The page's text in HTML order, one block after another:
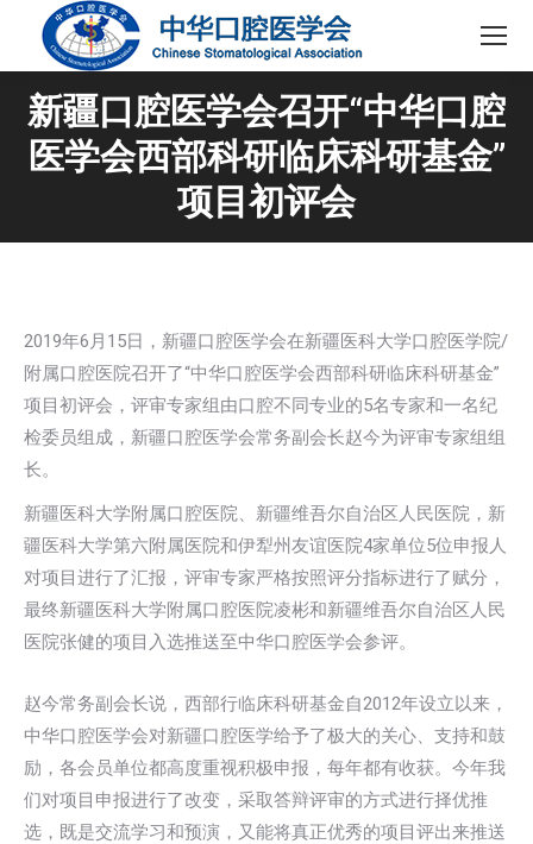
新疆口腔医学会召开“中华口腔
医学会西部科研临床科研基金”
项目初评会
2019年6月15日，新疆口腔医学会在新疆医科大学口腔医学院/
附属口腔医院召开了“中华口腔医学会西部科研临床科研基金”
项目初评会，评审专家组由口腔不同专业的5名专家和一名纪
检委员组成，新疆口腔医学会常务副会长赵今为评审专家组组
长。
新疆医科大学附属口腔医院、新疆维吾尔自治区人民医院，新
疆医科大学第六附属医院和伊犁州友谊医院4家单位5位申报人
对项目进行了汇报，评审专家严格按照评分指标进行了赋分，
最终新疆医科大学附属口腔医院凌彬和新疆维吾尔自治区人民
医院张健的项目入选推送至中华口腔医学会参评。
赵今常务副会长说，西部行临床科研基金自2012年设立以来，
中华口腔医学会对新疆口腔医学给予了极大的关心、支持和鼓
励，各会员单位都高度重视积极申报，每年都有收获。今年我
们对项目申报进行了改变，采取答辩评审的方式进行择优推
选，既是交流学习和预演，又能将真正优秀的项目评出来推送